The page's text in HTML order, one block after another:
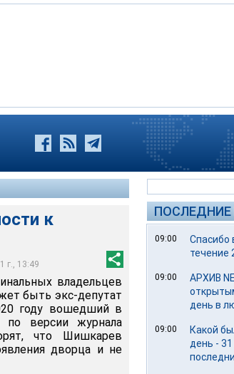
к
г., 13:49
200еще до
владельцев
быть экс-депутат
году вошедший в
по версии журнала
что Шишкарев
дворца и не
09:00
Спасибо
течение
09:00
АРХИВ
день в
09:00
Какой
день -